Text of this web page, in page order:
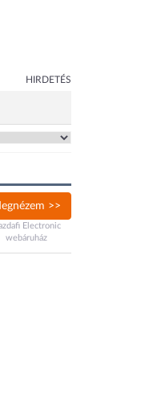
HIRDETÉS
>>
Electronic
webáruház